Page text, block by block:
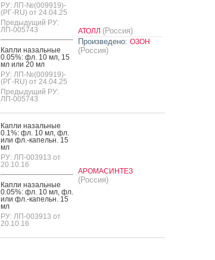
РУ: ЛП-№(009919)-
(РГ-RU) от 24.04.25
Предыдущий РУ:
ЛП-005743
Кап­ли на­заль­ные
0.05%: фл. 10 мл, 15
мл или 20 мл
РУ: ЛП-№(009919)-
(РГ-RU) от 24.04.25
Предыдущий РУ:
ЛП-005743
АТОЛЛ (Россия)
Произведено: ОЗОН
(Россия)
Кап­ли на­заль­ные
0.1%: фл. 10 мл, фл.
или фл.-ка­пельн. 15
мл
РУ: ЛП-003913 от
20.10.16
Кап­ли на­заль­ные
0.05%: фл. 10 мл, фл.
или фл.-ка­пельн. 15
мл
РУ: ЛП-003913 от
20.10.16
АРОМАСИНТЕЗ
(Россия)